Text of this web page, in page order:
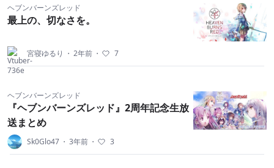
ヘブンバーンズレッド
最上の、切なさを。
宮寝ゆるり ・ 2年前 ・ 7
ヘブンバーンズレッド
『ヘブンバーンズレッド』2周年記念生放
送まとめ
Sk0Glo47 ・ 3年前 ・ 3